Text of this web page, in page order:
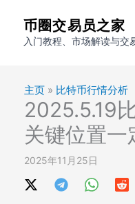
币圈交易员之家
入门教程、市场解读与交
主页 » 比特币行情分析
2025.5.19
关键位置一
2025年11月25日